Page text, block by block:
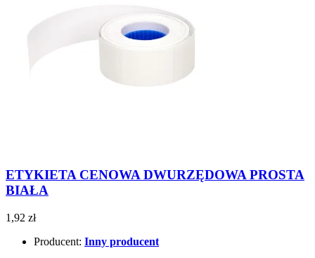
ETYKIETA CENOWA DWURZĘDOWA PROSTA
BIAŁA
1,92 zł
Producent: Inny producent